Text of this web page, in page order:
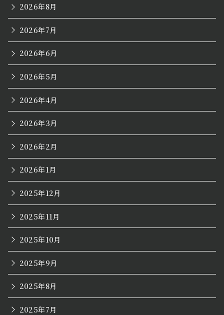
2026年8月
2026年7月
2026年6月
2026年5月
2026年4月
2026年3月
2026年2月
2026年1月
2025年12月
2025年11月
2025年10月
2025年9月
2025年8月
2025年7月